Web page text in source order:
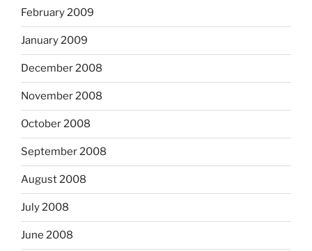
February 2009
January 2009
December 2008
November 2008
October 2008
September 2008
August 2008
July 2008
June 2008